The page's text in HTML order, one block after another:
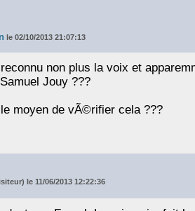
le 02/10/2013 21:07:13
non plus la voix et
Jouy ???
moyen de vÃ©rifier cela ???
le 11/06/2013 12:22:36